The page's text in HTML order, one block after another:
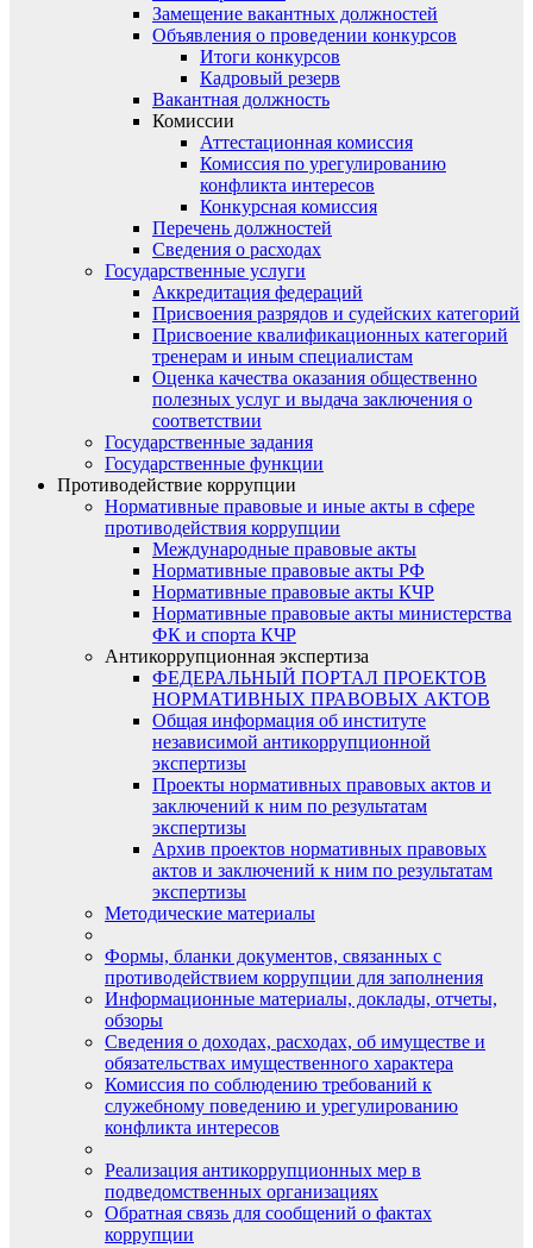
Замещение вакантных должностей
Объявления о проведении конкурсов
Итоги конкурсов
Кадровый резерв
Вакантная должность
Комиссии
Аттестационная комиссия
Комиссия по урегулированию
конфликта интересов
Конкурсная комиссия
Перечень должностей
Сведения о расходах
Государственные услуги
Аккредитация федераций
Присвоения разрядов и судейских категорий
Присвоение квалификационных категорий
тренерам и иным специалистам
Оценка качества оказания общественно
полезных услуг и выдача заключения о
соответствии
Государственные задания
Государственные функции
Противодействие коррупции
Нормативные правовые и иные акты в сфере
противодействия коррупции
Международные правовые акты
Нормативные правовые акты РФ
Нормативные правовые акты КЧР
Нормативные правовые акты министерства
ФК и спорта КЧР
Антикоррупционная экспертиза
ФЕДЕРАЛЬНЫЙ ПОРТАЛ ПРОЕКТОВ
НОРМАТИВНЫХ ПРАВОВЫХ АКТОВ
Общая информация об институте
независимой антикоррупционной
экспертизы
Проекты нормативных правовых актов и
заключений к ним по результатам
экспертизы
Архив проектов нормативных правовых
актов и заключений к ним по результатам
экспертизы
Методические материалы
Формы, бланки документов, связанных с
противодействием коррупции для заполнения
Информационные материалы, доклады, отчеты,
обзоры
Сведения о доходах, расходах, об имуществе и
обязательствах имущественного характера
Комиссия по соблюдению требований к
служебному поведению и урегулированию
конфликта интересов
Реализация антикоррупционных мер в
подведомственных организациях
Обратная связь для сообщений о фактах
коррупции